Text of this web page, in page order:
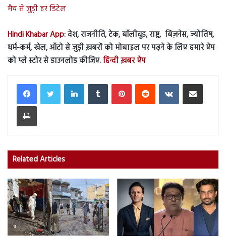
मैच से जुड़ी हर डिटेल
Hindi Khabar App:देश, राजनीति, टेक, बॉलीवुड, राष्ट्र, बिज़नेस, ज्योतिष,
धर्म-कर्म, खेल, ऑटो से जुड़ी ख़बरों को मोबाइल पर पढ़ने के लिए हमारे ऐप
को प्ले स्टोर से डाउनलोड कीजिए.हिन्दी ख़बर ऐप
LinkedInTumblr PinterestReddit VKontakteShare via Email
Print
Related Articles